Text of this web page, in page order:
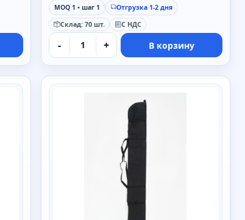
MOQ 1 • шаг 1
Отгрузка 1-2 дня
Склад: 70 шт.
С НДС
- + В корзину
SAIMAA